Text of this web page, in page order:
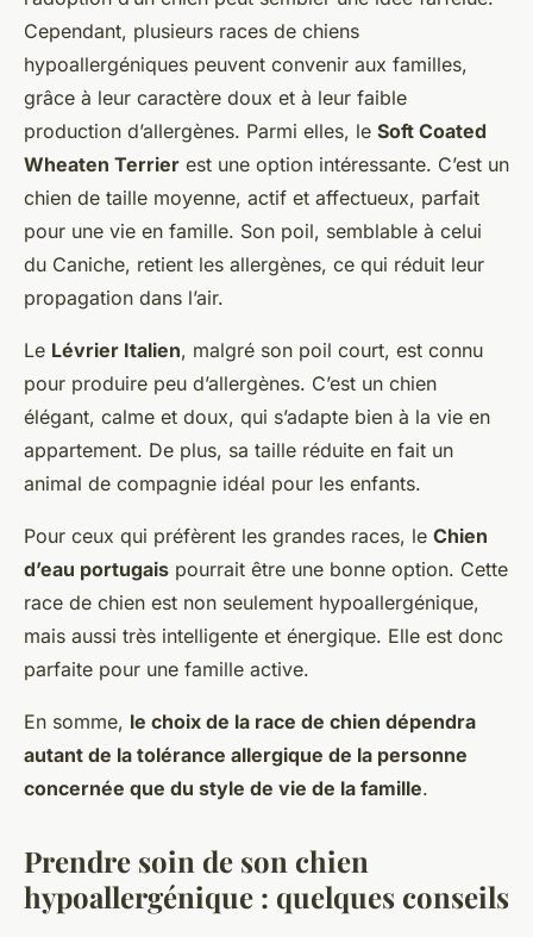
Cependant, plusieurs races de chiens
hypoallergéniques peuvent convenir aux familles,
grâce à leur caractère doux et à leur faible
production d’allergènes. Parmi elles, le Soft Coated
Wheaten Terrier est une option intéressante. C’est un
chien de taille moyenne, actif et affectueux, parfait
pour une vie en famille. Son poil, semblable à celui
du Caniche, retient les allergènes, ce qui réduit leur
propagation dans l’air.
Le Lévrier Italien, malgré son poil court, est connu
pour produire peu d’allergènes. C’est un chien
élégant, calme et doux, qui s’adapte bien à la vie en
appartement. De plus, sa taille réduite en fait un
animal de compagnie idéal pour les enfants.
Pour ceux qui préfèrent les grandes races, le Chien
d’eau portugais pourrait être une bonne option. Cette
race de chien est non seulement hypoallergénique,
mais aussi très intelligente et énergique. Elle est donc
parfaite pour une famille active.
En somme, le choix de la race de chien dépendra
autant de la tolérance allergique de la personne
concernée que du style de vie de la famille.
Prendre soin de son chien
hypoallergénique : quelques conseils